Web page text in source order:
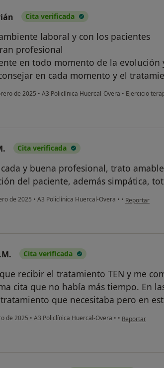
Cita verificada
laboral y con los pacientes
profesional
en todo momento de la evolución
en cada momento y el
de 2025 • A3 Policlínica Huercal-Overa • Ejercicio
Cita verificada
y buena profesional, trato
del paciente, además simpática,
de 2025 • A3 Policlínica Huercal-Overa • • en opinión del
Reportar
Cita verificada
recibir el tratamiento TEN y me
cita que no había más tiempo. En
que necesitaba pero en
de 2025 • A3 Policlínica Huercal-Overa • • en opinión del
Reportar